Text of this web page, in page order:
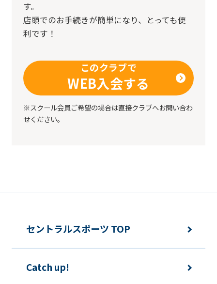
す。
店頭でのお手続きが簡単になり、とっても便
利です！
このクラブで
WEB入会する
※スクール会員ご希望の場合は直接クラブへお問い合わ
せください。
セントラルスポーツ TOP
Catch up!